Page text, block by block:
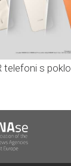
telefoni s